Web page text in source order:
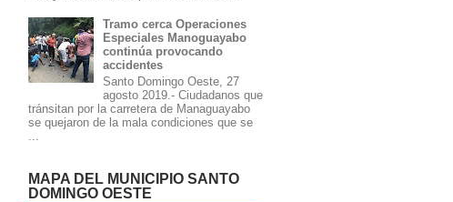
Tramo cerca Operaciones
Especiales Manoguayabo
continúa provocando
accidentes
Santo Domingo Oeste, 27
agosto 2019.- Ciudadanos que
tránsitan por la carretera de Managuayabo
se quejaron de la mala condiciones que se
MAPA DEL MUNICIPIO SANTO
DOMINGO OESTE